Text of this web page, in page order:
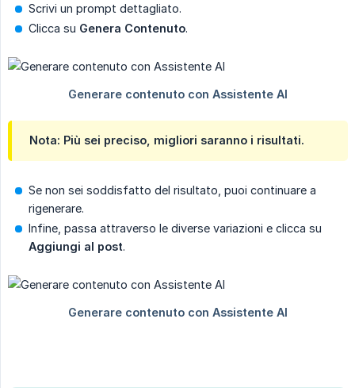
Scrivi un prompt dettagliato.
Clicca su Genera Contenuto.
Nota: Più sei preciso, migliori saranno i risultati.
Se non sei soddisfatto del risultato, puoi continuare a
rigenerare.
Infine, passa attraverso le diverse variazioni e clicca su
Aggiungi al post.